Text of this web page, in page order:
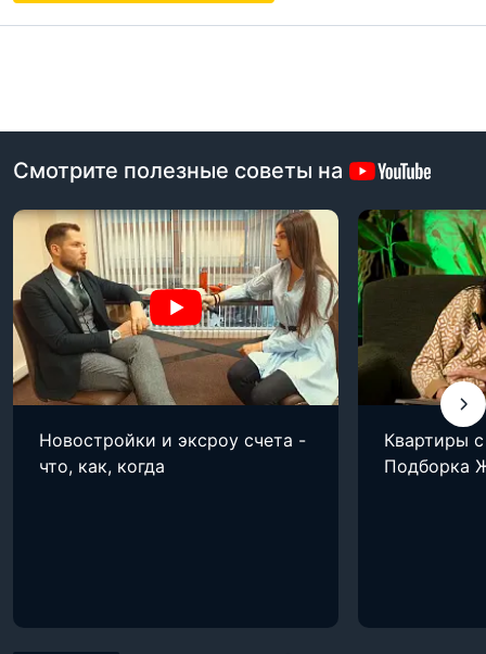
Смотрите полезные советы на
Новостройки и эксроу счета -
что, как, когда
Квартиры
Подборка